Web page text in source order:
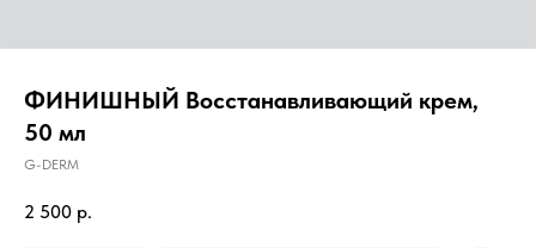
ФИНИШНЫЙ Восстанавливающий крем,
50 мл
G-DERM
2 500 р.